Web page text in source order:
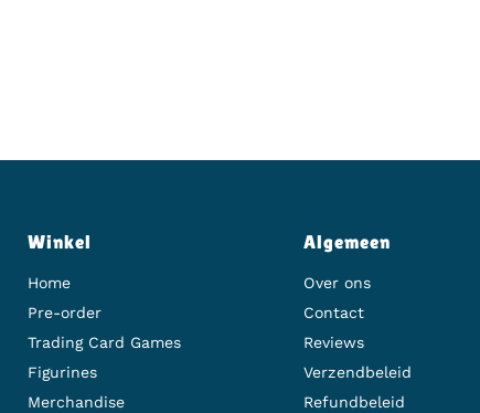
Winkel
Home
Pre-order
Trading Card Games
Figurines
Merchandise
Algemeen
Over ons
Contact
Reviews
Verzendbeleid
Refundbeleid